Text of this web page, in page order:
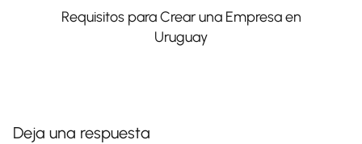
Requisitos para Crear una Empresa en
Uruguay
Deja una respuesta